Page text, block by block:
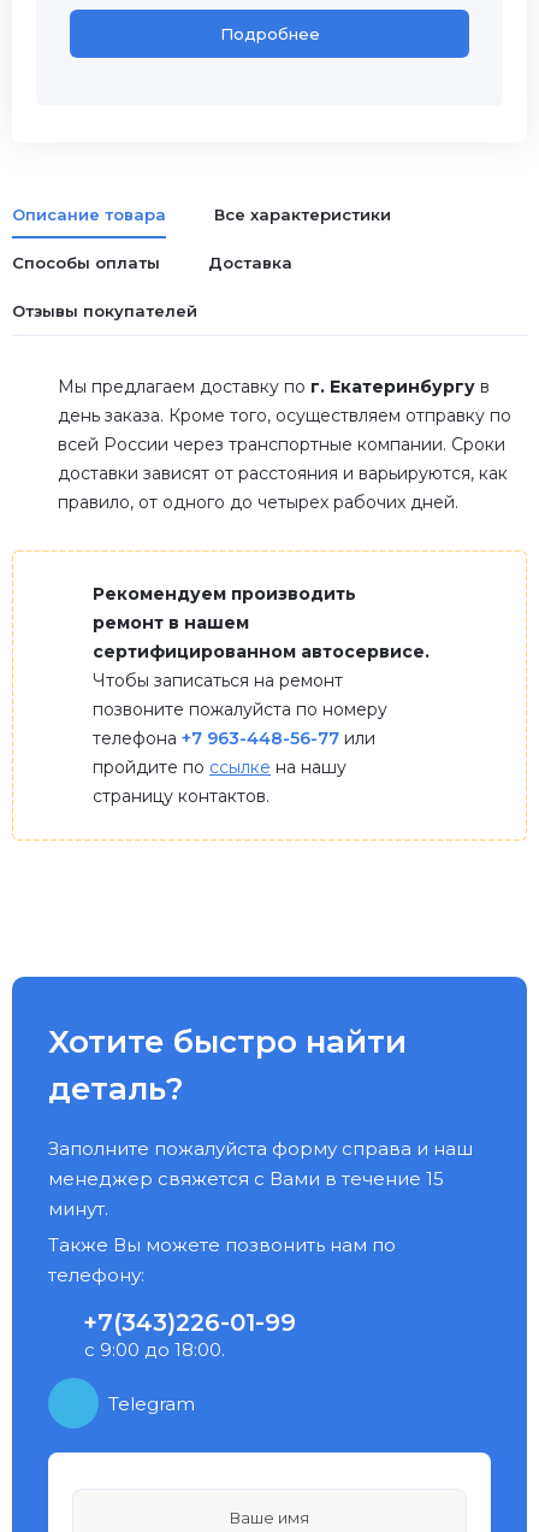
Подробнее
Описание товара Все характеристики
Способы оплаты Доставка
Отзывы покупателей
Мы предлагаем доставку по г. Екатеринбургу в
день заказа. Кроме того, осуществляем отправку по
всей России через транспортные компании. Сроки
доставки зависят от расстояния и варьируются, как
правило, от одного до четырех рабочих дней.
Рекомендуем производить
ремонт в нашем
сертифицированном автосервисе.
Чтобы записаться на ремонт
позвоните пожалуйста по номеру
телефона +7 963-448-56-77 или
пройдите по ссылке на нашу
страницу контактов.
Хотите быстро найти
деталь?
Заполните пожалуйста форму справа и наш
менеджер свяжется с Вами в течение 15
минут.
Также Вы можете позвонить нам по
телефону:
+7(343)226-01-99
с 9:00 до 18:00.
Telegram